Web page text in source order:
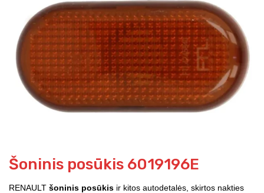
Šoninis posūkis 6019196E
RENAULT šoninis posūkis ir kitos autodetalės, skirtos nakties